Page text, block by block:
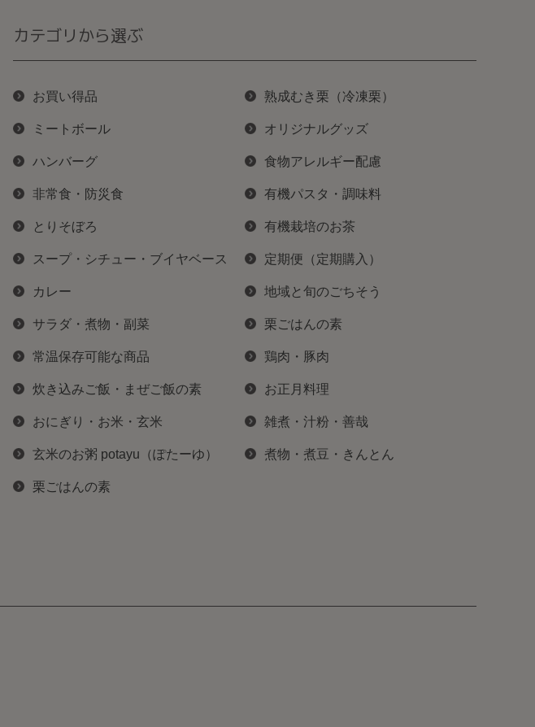
カテゴリから選ぶ
お買い得品
ミートボール
ハンバーグ
非常食・防災食
とりそぼろ
スープ・シチュー・ブイヤベース
カレー
サラダ・煮物・副菜
常温保存可能な商品
炊き込みご飯・まぜご飯の素
おにぎり・お米・玄米
玄米のお粥 potayu（ぽたーゆ）
栗ごはんの素
熟成むき栗（冷凍栗）
オリジナルグッズ
食物アレルギー配慮
有機パスタ・調味料
有機栽培のお茶
定期便（定期購入）
地域と旬のごちそう
栗ごはんの素
鶏肉・豚肉
お正月料理
雑煮・汁粉・善哉
煮物・煮豆・きんとん